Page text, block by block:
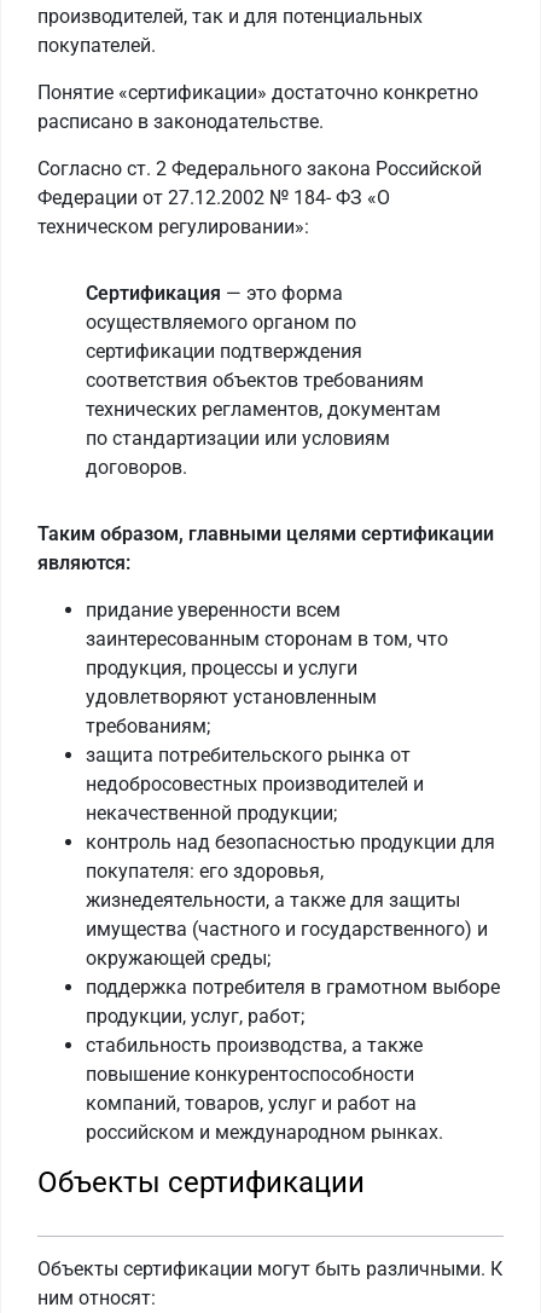
производителей, так и для потенциальных
покупателей.
Понятие «сертификации» достаточно конкретно
расписано в законодательстве.
Согласно ст. 2 Федерального закона Российской
Федерации от 27.12.2002 № 184- ФЗ «О
техническом регулировании»:
Сертификация — это форма
осуществляемого органом по
сертификации подтверждения
соответствия объектов требованиям
технических регламентов, документам
по стандартизации или условиям
договоров.
Таким образом, главными целями сертификации
являются:
придание уверенности всем
заинтересованным сторонам в том, что
продукция, процессы и услуги
удовлетворяют установленным
требованиям;
защита потребительского рынка от
недобросовестных производителей и
некачественной продукции;
контроль над безопасностью продукции для
покупателя: его здоровья,
жизнедеятельности, а также для защиты
имущества (частного и государственного) и
окружающей среды;
поддержка потребителя в грамотном выборе
продукции, услуг, работ;
стабильность производства, а также
повышение конкурентоспособности
компаний, товаров, услуг и работ на
российском и международном рынках.
Объекты сертификации
Объекты сертификации могут быть различными. К
ним относят: